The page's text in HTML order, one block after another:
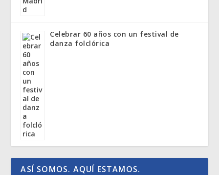
Celebrar 60 años con un festival de
danza folclórica
ASÍ SOMOS. AQUÍ ESTAMOS.